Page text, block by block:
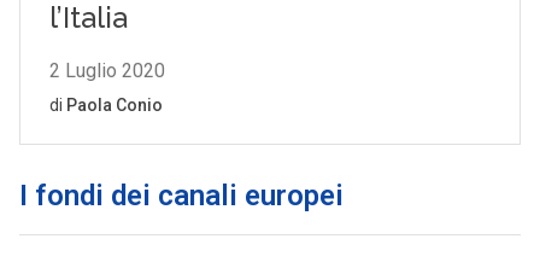
I fondi dei canali europei